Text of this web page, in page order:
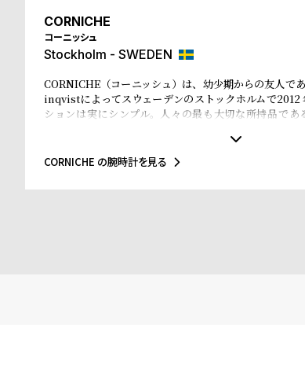
CORNICHE
コーニッシュ
Stockholm - SWEDEN
CORNICHE（コーニッシュ）は、幼少期からの友人
inqvistによってスウェーデンのストックホルムで2012
ションは実にシンプル。人々の最も大切な所持品であ
スのプロヴァンス＝アルプ＝コート・ダジュールにイ
す。美しく広がる海岸線、ヤシの木の香りや温かい夕焼
計への愛があなた自身のストーリーへも影響するもの
けがいのない毎日が、普通でありながらも特別な日々と
CORNICHE の腕時計を見る